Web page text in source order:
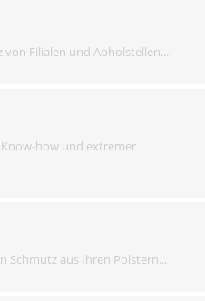
Filialen und Abholstellen...
how und extremer
Schmutz aus Ihren Polstern...